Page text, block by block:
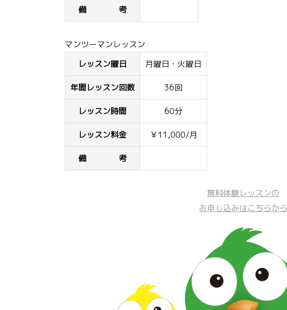
備 考
マンツーマンレッスン
レッスン曜日
月曜日・火曜日
年間レッスン回数 36回
レッスン時間 60分
レッスン料金 ￥11,000/月
備 考
無料体験レッスンの
お申し込みはこちらから